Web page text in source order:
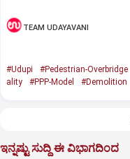
TEAM UDAYAVANI
#Udupi #Pedestrian-Overbridge
ality
#PPP-Model #Demolition
ಇನ್ನಷ್ಟು ಸುದ್ದಿ ಈ ವಿಭಾಗದಿಂದ